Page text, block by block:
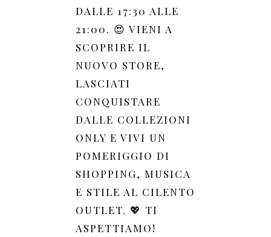
DALLE 17:30 ALLE
21:00. 😍 VIENI A
SCOPRIRE IL
NUOVO STORE,
LASCIATI
CONQUISTARE
DALLE COLLEZIONI
ONLY E VIVI UN
POMERIGGIO DI
SHOPPING, MUSICA
E STILE AL CILENTO
OUTLET. 💖 TI
ASPETTIAMO!